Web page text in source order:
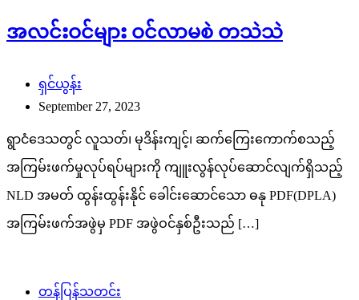
အလင်းဝင်များ ဝင်လာမစဲ တသဲသဲ
ရှင်ယွန်း
September 27, 2023
ရွာငံဒေသတွင် လူသတ်၊ မုဒိန်းကျင့်၊ ဆက်ကြေးကောက်စသည့်
အကြမ်းဖက်မှုလုပ်ရပ်များကို ကျူးလွန်လုပ်ဆောင်လျက်ရှိသည့်
NLD အမတ် ထွန်းထွန်းနိုင် ခေါင်းဆောင်သော ဓနု PDF(DPLA)
အကြမ်းဖက်အဖွဲမှ PDF အဖွဲဝင်နှစ်ဦးသည် […]
တန်ပြန်သတင်း